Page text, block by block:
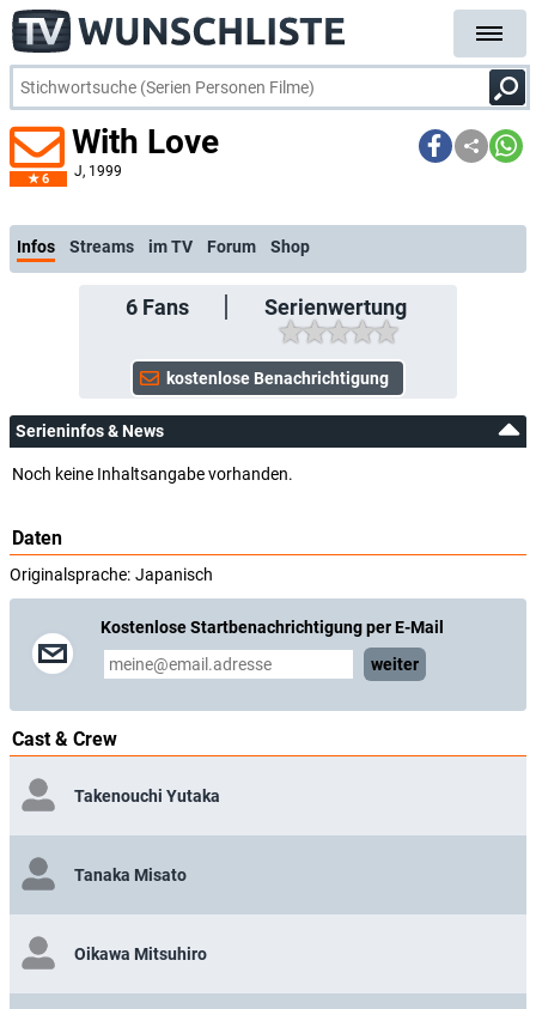
6
With Love
J, 1999
kostenlos
Infos Streams im TV Forum Shop
6Fans Serienwertung
Serieninfos & News
Noch keine Inhaltsangabe vorhanden.
Daten
Originalsprache: Japanisch
Kostenlose Startbenachrichtigung per E-Mail
weiter
Cast & Crew
Takenouchi Yutaka
Tanaka Misato
Oikawa Mitsuhiro